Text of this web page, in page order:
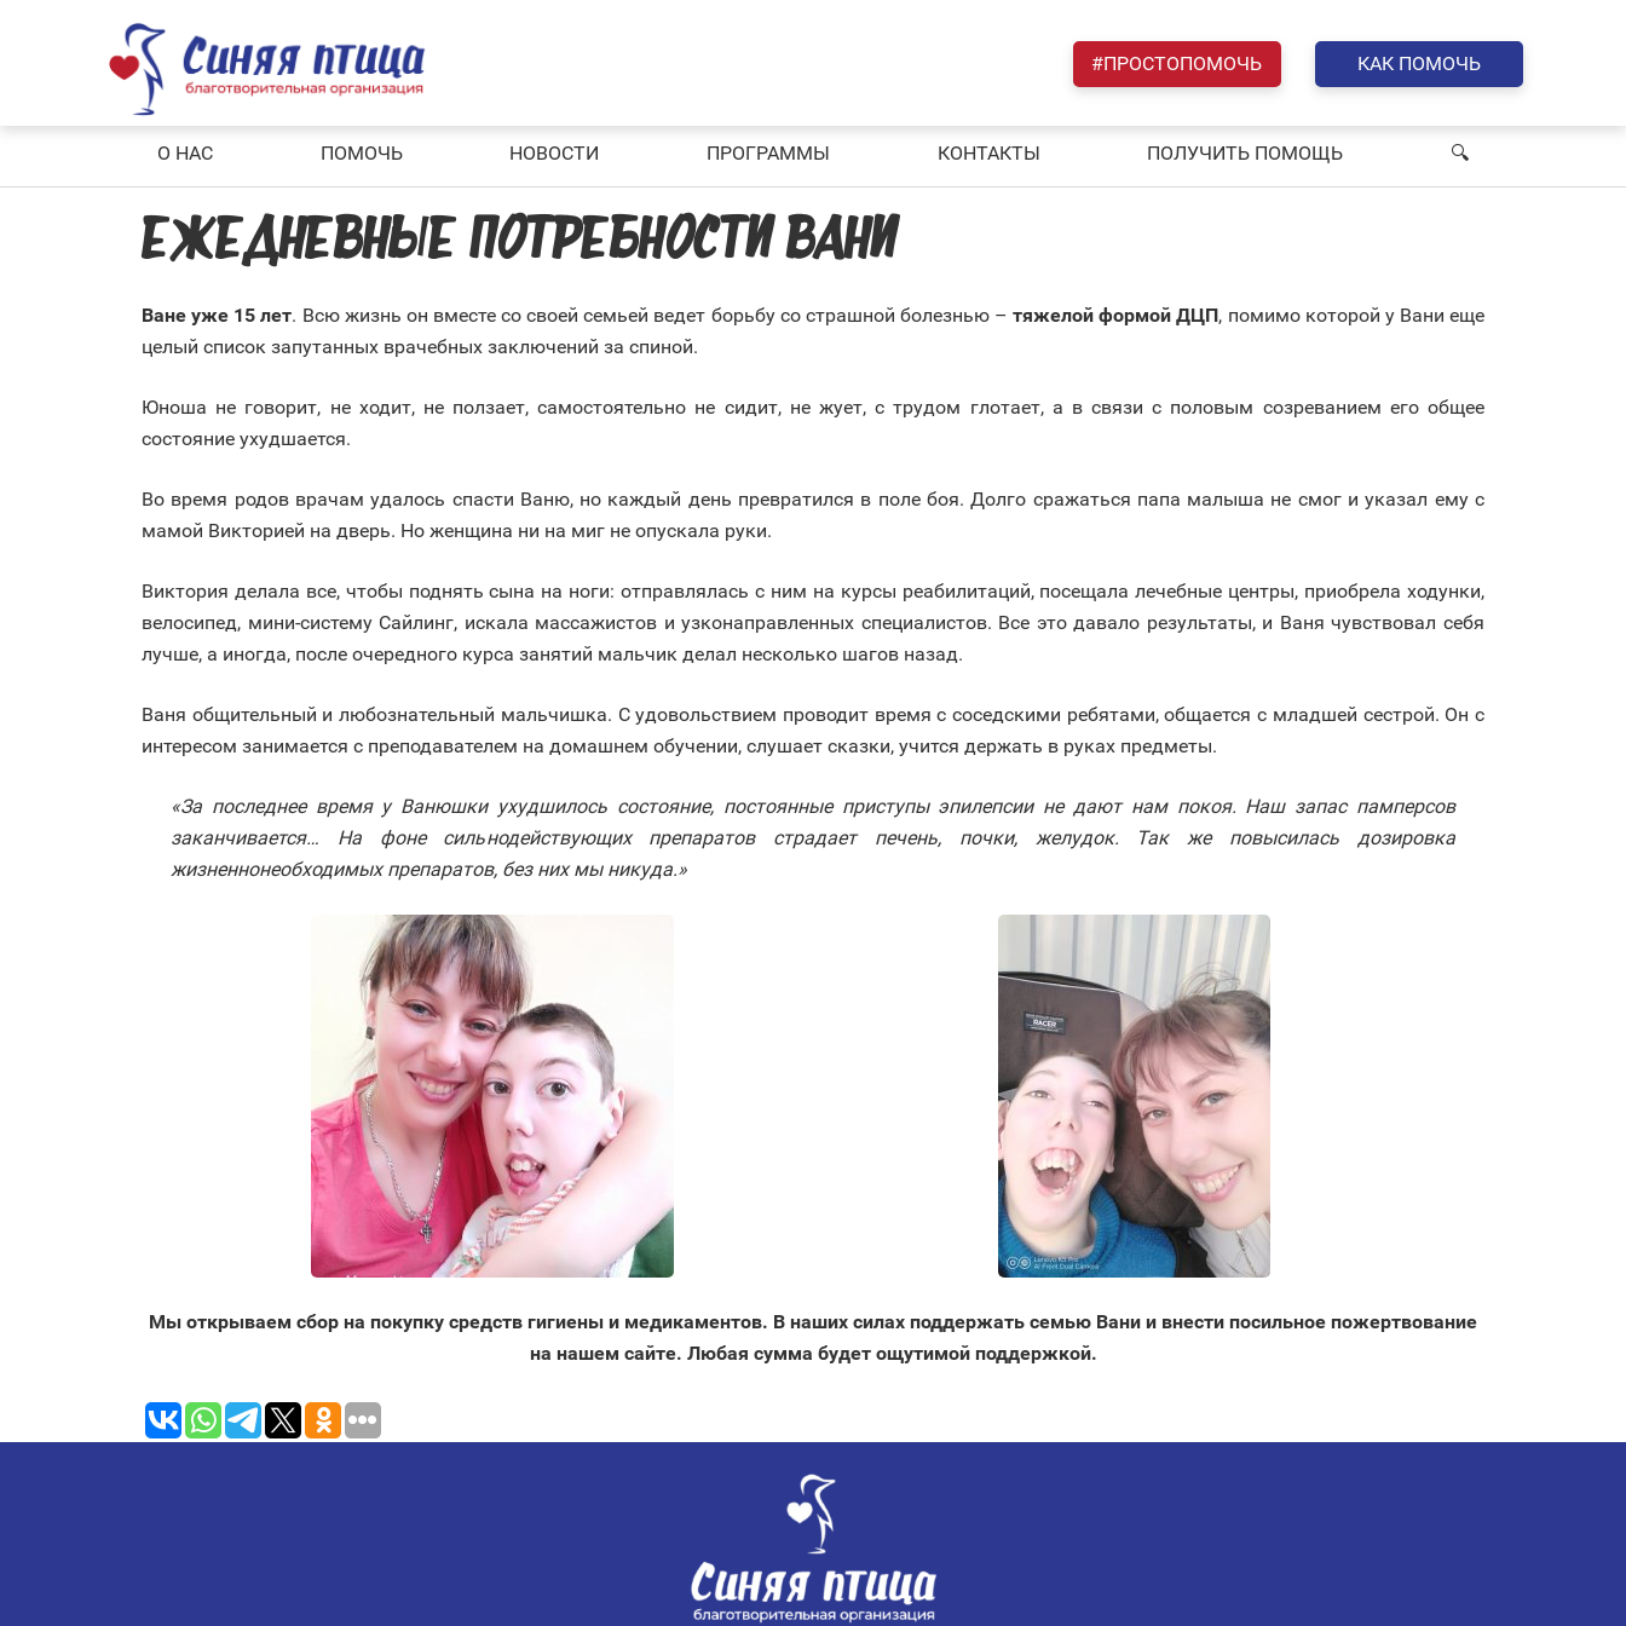
#ПРОСТОПОМОЧЬ КАК ПОМОЧЬ
О НАС ПОМОЧЬ НОВОСТИ ПРОГРАММЫ КОНТАКТЫ ПОЛУЧИТЬ ПОМОЩЬ 🔍︎
ЕЖЕДНЕВНЫЕ ПОТРЕБНОСТИ ВАНИ
Ване уже 15 лет. Всю жизнь он вместе со своей семьей ведет борьбу со страшной болезнью –тяжелой формой ДЦП, помимо которой у Вани еще
целый список запутанных врачебных заключений за спиной.
Юноша не говорит, не ходит, не ползает, самостоятельно не сидит, не жует, с трудом глотает, а в связи с половым созреванием его общее
состояние ухудшается.
Во время родов врачам удалось спасти Ваню, но каждый день превратился в поле боя. Долго сражаться папа малыша не смог и указал ему с
мамой Викторией на дверь. Но женщина ни на миг не опускала руки.
Виктория делала все, чтобы поднять сына на ноги: отправлялась с ним на курсы реабилитаций, посещала лечебные центры, приобрела ходунки,
велосипед, мини-систему Сайлинг, искала массажистов и узконаправленных специалистов. Все это давало результаты, и Ваня чувствовал себя
лучше, а иногда, после очередного курса занятий мальчик делал несколько шагов назад.
Ваня общительный и любознательный мальчишка. С удовольствием проводит время с соседскими ребятами, общается с младшей сестрой. Он с
интересом занимается с преподавателем на домашнем обучении, слушает сказки, учится держать в руках предметы.
«‎За последнее время у Ванюшки ухудшилось состояние, постоянные приступы эпилепсии не дают нам покоя. Наш запас памперсов
заканчивается… На фоне сильнодействующих препаратов страдает печень, почки, желудок. Так же повысилась дозировка
жизненнонеобходимых препаратов, без них мы никуда.»
Мы открываем сбор на покупку средств гигиены и медикаментов. В наших силах поддержать семью Вани и внести посильное пожертвование
на нашем сайте. Любая сумма будет ощутимой поддержкой.